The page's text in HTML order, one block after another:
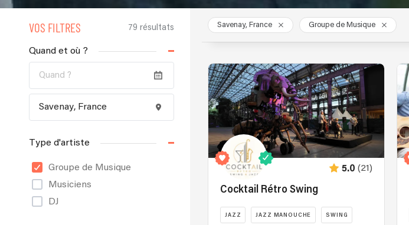
VOS FILTRES 79 résultats
Quand et où ?
Type d'artiste
Groupe de Musique
Musiciens
DJ
Savenay, France Groupe de Musique
5.0 (21)
Cocktail Rétro Swing
JAZZ JAZZ MANOUCHE SWING